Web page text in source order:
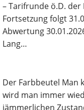
– Ta­rifrun­­de ö.D. der
Fortsetzung folgt
Abwertung
Lang…
Der Farbbeutel Man
wird man immer
jämmerlichen